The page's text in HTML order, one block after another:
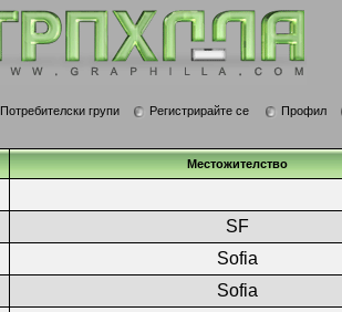
Потребителски групи Регистрирайте се Профил
Местожителство
SF
Sofia
Sofia